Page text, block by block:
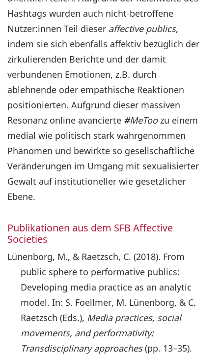
Hashtags wurden auch nicht-betroffene
Nutzer:innen Teil dieser affective publics,
indem sie sich ebenfalls affektiv bezüglich der
zirkulierenden Berichte und der damit
verbundenen Emotionen, z.B. durch
ablehnende oder empathische Reaktionen
positionierten. Aufgrund dieser massiven
Resonanz online avancierte #MeToozu einem
medial wie politisch stark wahrgenommen
Phänomen und bewirkte so gesellschaftliche
Veränderungen im Umgang mit sexualisierter
Gewalt auf institutioneller wie gesetzlicher
Ebene.
Publikationen aus dem SFB Affective
Societies
Lünenborg, M., & Raetzsch, C. (2018). From
public sphere to performative publics:
Developing media practice as an analytic
model. In: S. Foellmer, M. Lünenborg, & C.
Raetzsch (Eds.), Media practices, social
movements, and performativity:
Transdisciplinary approaches(pp. 13–35).